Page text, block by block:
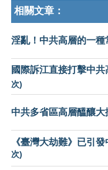
相關文章：
淫亂！中共高層的一種
國際訴江直接打擊中
次)
中共多省區高層醞釀大
《臺灣大劫難》已引
次)